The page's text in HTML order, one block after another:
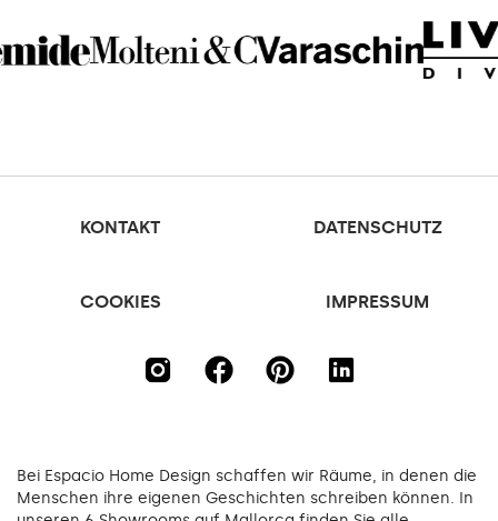
KONTAKT DATENSCHUTZ
COOKIES IMPRESSUM
Bei Espacio Home Design schaffen wir Räume, in denen die
Menschen ihre eigenen Geschichten schreiben können. In